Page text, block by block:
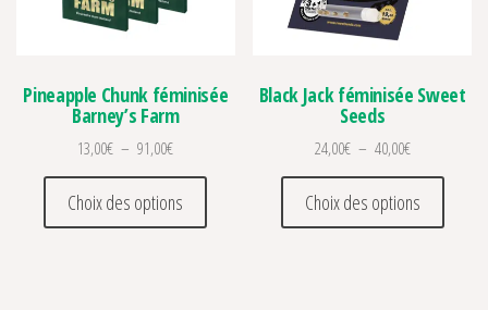
Pineapple Chunk féminisée
Barney’s Farm
13,00€ – 91,00€Plage de prix : 13,00€ à 91,00€
Choix des options
Ce produit a plusieurs variations. Les
Black Jack féminisée Sweet
Seeds
24,00€ – 40,00€Plage de prix
Choix des options
Ce